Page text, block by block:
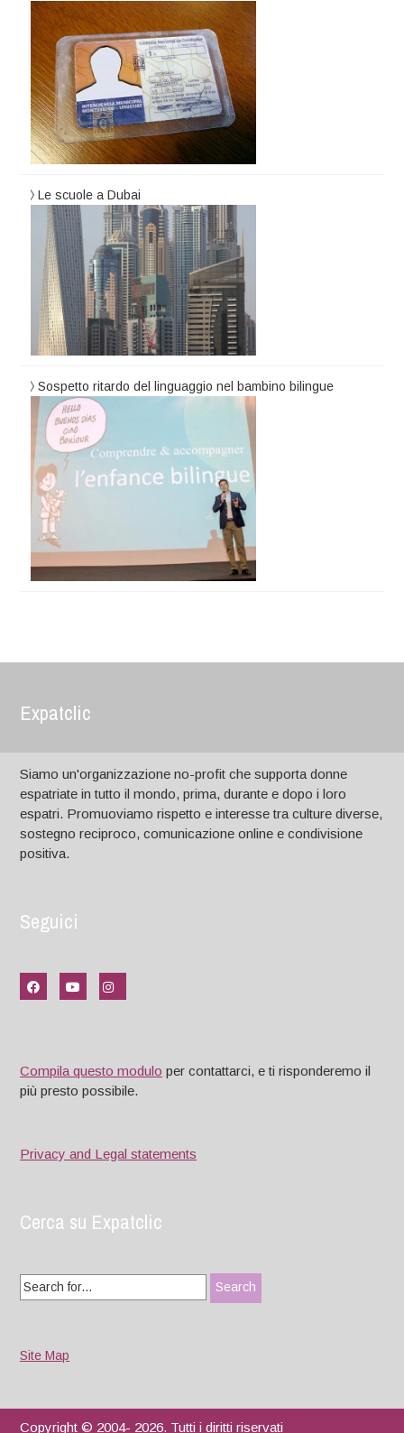
Le scuole a Dubai
Sospetto ritardo del linguaggio nel bambino bilingue
Expatclic
Siamo un'organizzazione no-profit che supporta donne
espatriate in tutto il mondo, prima, durante e dopo i loro
espatri. Promuoviamo rispetto e interesse tra culture diverse,
sostegno reciproco, comunicazione online e condivisione
positiva.
Seguici
Compila questo modulo per contattarci, e ti risponderemo il
più presto possibile.
Privacy and Legal statements
Cerca su Expatclic
Search
for:
Site Map
Copyright © 2004- 2026. Tutti i diritti riservati